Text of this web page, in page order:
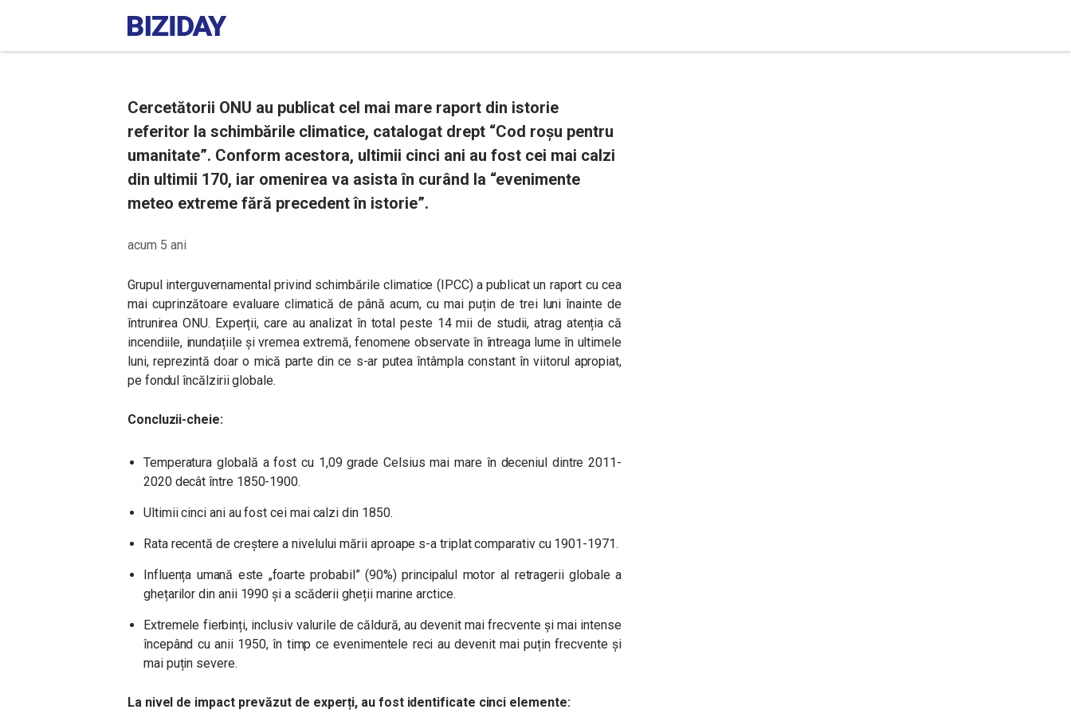
Cercetătorii ONU au publicat cel mai mare raport din istorie
referitor la schimbările climatice, catalogat drept “Cod roșu pentru
umanitate”. Conform acestora, ultimii cinci ani au fost cei mai calzi
din ultimii 170, iar omenirea va asista în curând la “evenimente
meteo extreme fără precedent în istorie”.
acum 5 ani
Grupul interguvernamental privind schimbările climatice (IPCC) a publicat un raport cu cea
mai cuprinzătoare evaluare climatică de până acum, cu mai puțin de trei luni înainte de
întrunirea ONU. Experții, care au analizat în total peste 14 mii de studii, atrag atenția că
incendiile, inundațiile și vremea extremă, fenomene observate în întreaga lume în ultimele
luni, reprezintă doar o mică parte din ce s-ar putea întâmpla constant în viitorul apropiat,
pe fondul încălzirii globale.
Concluzii-cheie:
Temperatura globală a fost cu 1,09 grade Celsius mai mare în deceniul dintre 2011-
2020 decât între 1850-1900.
Ultimii cinci ani au fost cei mai calzi din 1850.
Rata recentă de creștere a nivelului mării aproape s-a triplat comparativ cu 1901-1971.
Influența umană este „foarte probabil” (90%) principalul motor al retragerii globale a
ghețarilor din anii 1990 și a scăderii gheții marine arctice.
Extremele fierbinți, inclusiv valurile de căldură, au devenit mai frecvente și mai intense
începând cu anii 1950, în timp ce evenimentele reci au devenit mai puțin frecvente și
mai puțin severe.
La nivel de impact prevăzut de experți, au fost identificate cinci elemente: